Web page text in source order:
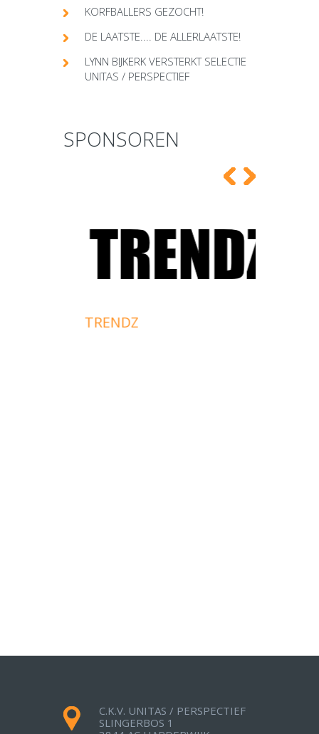
KORFBALLERS GEZOCHT!
DE LAATSTE.... DE ALLERLAATSTE!
LYNN BIJKERK VERSTERKT SELECTIE
UNITAS / PERSPECTIEF
SPONSOREN
TRENDZ
C.K.V. UNITAS / PERSPECTIEF
SLINGERBOS 1